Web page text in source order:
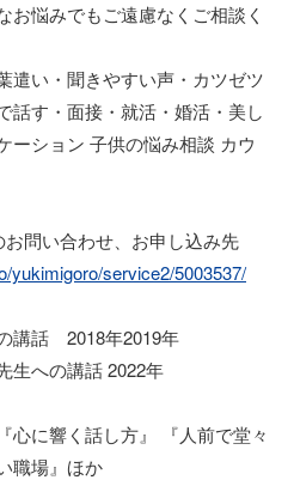
お悩みでもご遠慮なくご相談く
遣い・聞きやすい声・カツゼツ
話す・面接・就活・婚活・美し
ーション 子供の悩み相談 カウ
問い合わせ、お申し込み先
yukimigoro/service2/5003537/
講話 2018年2019年
生への講話 2022年
に響く話し方』 『人前で堂々
職場』ほか